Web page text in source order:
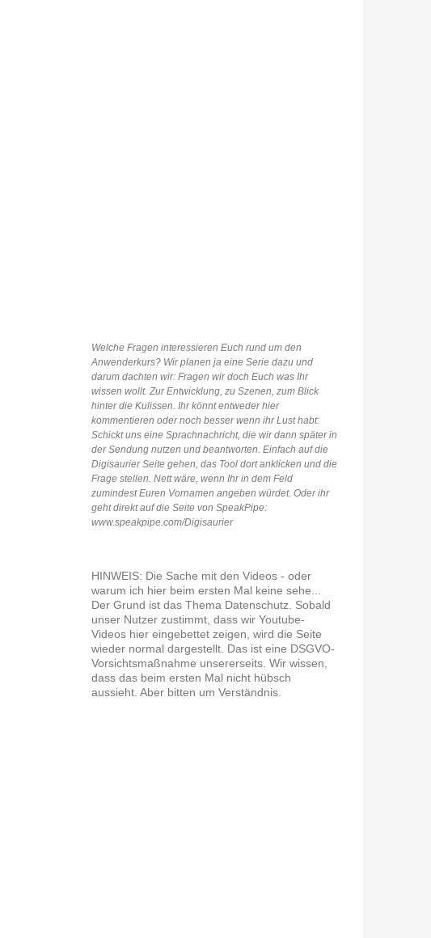
Welche Fragen interessieren Euch rund um den
Anwenderkurs? Wir planen ja eine Serie dazu und
darum dachten wir: Fragen wir doch Euch was Ihr
wissen wollt. Zur Entwicklung, zu Szenen, zum Blick
hinter die Kulissen. Ihr könnt entweder hier
kommentieren oder noch besser wenn ihr Lust habt:
Schickt uns eine Sprachnachricht, die wir dann später in
der Sendung nutzen und beantworten. Einfach auf die
Digisaurier Seite gehen, das Tool dort anklicken und die
Frage stellen. Nett wäre, wenn Ihr in dem Feld
zumindest Euren Vornamen angeben würdet. Oder ihr
geht direkt auf die Seite von SpeakPipe:
www.speakpipe.com/Digisaurier
HINWEIS: Die Sache mit den Videos - oder
warum ich hier beim ersten Mal keine sehe...
Der Grund ist das Thema Datenschutz. Sobald
unser Nutzer zustimmt, dass wir Youtube-
Videos hier eingebettet zeigen, wird die Seite
wieder normal dargestellt. Das ist eine DSGVO-
Vorsichtsmaßnahme unsererseits. Wir wissen,
dass das beim ersten Mal nicht hübsch
aussieht. Aber bitten um Verständnis.